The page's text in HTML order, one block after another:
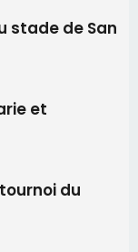
à Cruculi le
une
de San